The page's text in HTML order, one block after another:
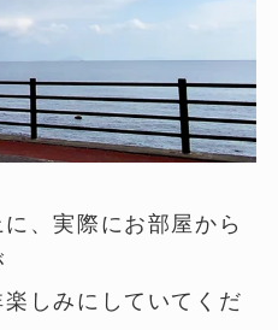
、実際にお部屋から
しみにしていてくだ